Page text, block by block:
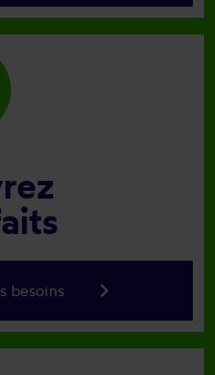
besoins keyboard_arrow_right